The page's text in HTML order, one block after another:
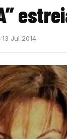
13 Jul 2014